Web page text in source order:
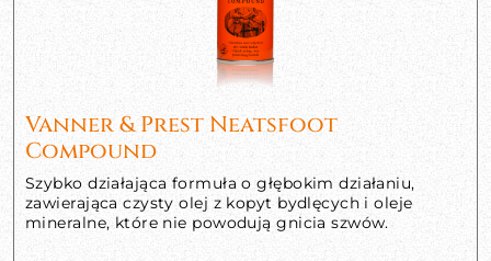
Vanner & Prest Neatsfoot
Compound
Szybko działająca formuła o głębokim działaniu,
zawierająca czysty olej z kopyt bydlęcych i oleje
mineralne, które nie powodują gnicia szwów.